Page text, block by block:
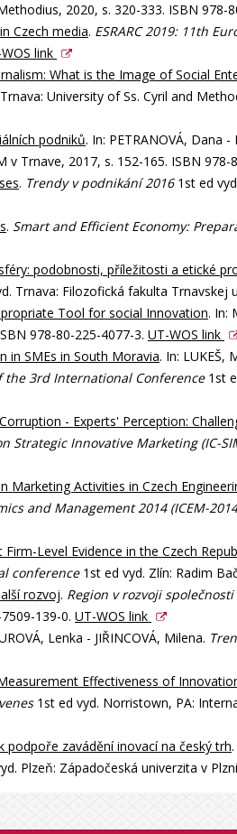
2020, s. 320-333. ISBN 978-
Czech media. ESRARC 2019: 11th
link
What is the Image of Social
University of Ss. Cyril and
podniků. In: PETRANOVÁ, Dana -
Trnave, 2017, s. 152-165. ISBN 978-
. Trendy v podnikání 20161st ed
. Smart and Efficient Economy:
podobnosti, příležitosti a etické
Trnava: Filozofická fakulta Trnavskej
Tool for social Innovation. In:
978-80-225-4077-3. UT-WOS link
in SMEs in South Moravia. In: LUKEŠ,
the 3rd International Conference1st
- Experts' Perception:
Strategic Innovative Marketing (IC-
Marketing Activities in Czech
and Management 2014 (ICEM-
Level Evidence in the Czech
conference1st ed vyd. Zlín: Radim
rozvoj. Region v rozvoji
139-0. UT-WOS link
Lenka - JIŘINCOVÁ, Milena.
Effectiveness of
1st ed vyd. Norristown, PA:
podpoře zavádění inovací na český trh
Plzeň: Západočeská univerzita v